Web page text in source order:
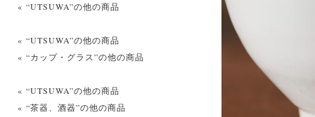
« “UTSUWA”の他の商品
« “UTSUWA”の他の商品
« “カップ・グラス”の他の商品
« “UTSUWA”の他の商品
« “茶器、酒器”の他の商品